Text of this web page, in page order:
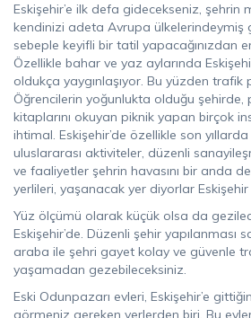
Eskişehir’e ilk defa gidecekseniz, şehrin
kendinizi adeta Avrupa ülkelerindeymiş
sebeple keyifli bir tatil yapacağınızdan
Özellikle bahar ve yaz aylarında
oldukça yaygınlaşıyor. Bu yüzden trafik
Öğrencilerin yoğunlukta olduğu şehirde,
kitaplarını okuyan piknik yapan birçok
ihtimal. Eskişehir’de özellikle son
uluslararası aktiviteler, düzenli
ve faaliyetler şehrin havasını bir anda
yerlileri, yaşanacak yer diyorlar Eskişehir
Yüz ölçümü olarak küçük olsa da
Eskişehir’de. Düzenli şehir yapılanması
araba ile şehri gayet kolay ve güvenle
yaşamadan gezebileceksiniz.
Eski Odunpazarı evleri, Eskişehir’e
görmeniz gereken yerlerden biri. Bu